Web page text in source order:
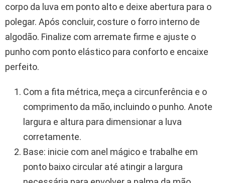
corpo da luva em ponto alto e deixe abertura para o
polegar. Após concluir, costure o forro interno de
algodão. Finalize com arremate firme e ajuste o
punho com ponto elástico para conforto e encaixe
perfeito.
Com a fita métrica, meça a circunferência e o
comprimento da mão, incluindo o punho. Anote
largura e altura para dimensionar a luva
corretamente.
Base: inicie com anel mágico e trabalhe em
ponto baixo circular até atingir a largura